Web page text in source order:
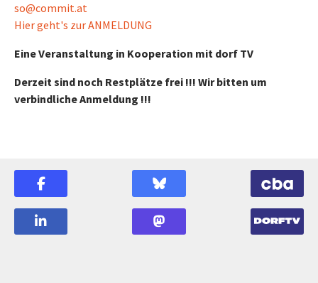
so@commit.at
Hier geht's zur ANMELDUNG
Eine Veranstaltung in Kooperation mit dorf TV
Derzeit sind noch Restplätze frei !!! Wir bitten um
verbindliche Anmeldung !!!